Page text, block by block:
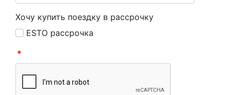
Хочу купить поездку в рассрочку
ESTO рассрочка
*